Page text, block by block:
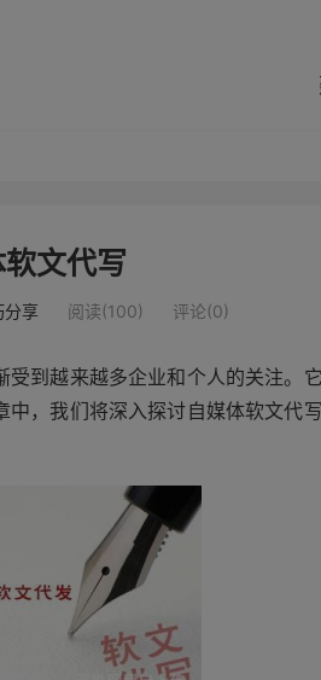
软文代写
分享 阅读(100) 评论(0)
到越来越多企业和个人的关注。
，我们将深入探讨自媒体软文代